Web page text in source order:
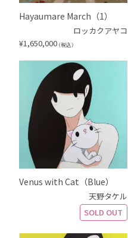
Hayaumare March（1）
ロッカクアヤコ
¥1,650,000 （税込）
Venus with Cat（Blue）
天野タケル
SOLD OUT